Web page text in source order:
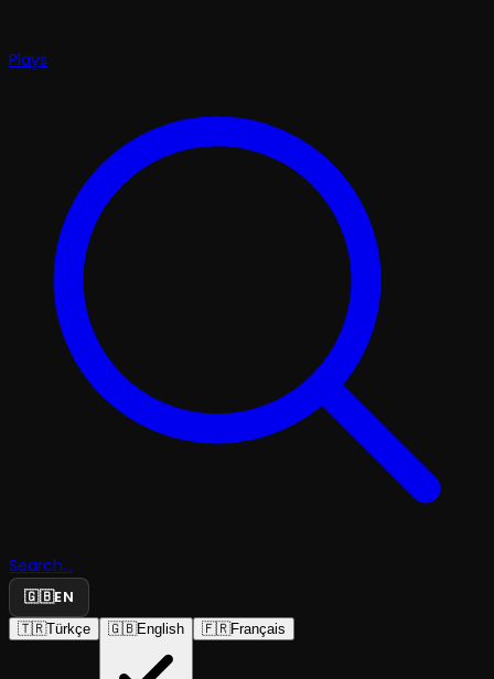
Plays
Search...
🇬🇧EN
🇹🇷Türkçe 🇬🇧English 🇫🇷Français